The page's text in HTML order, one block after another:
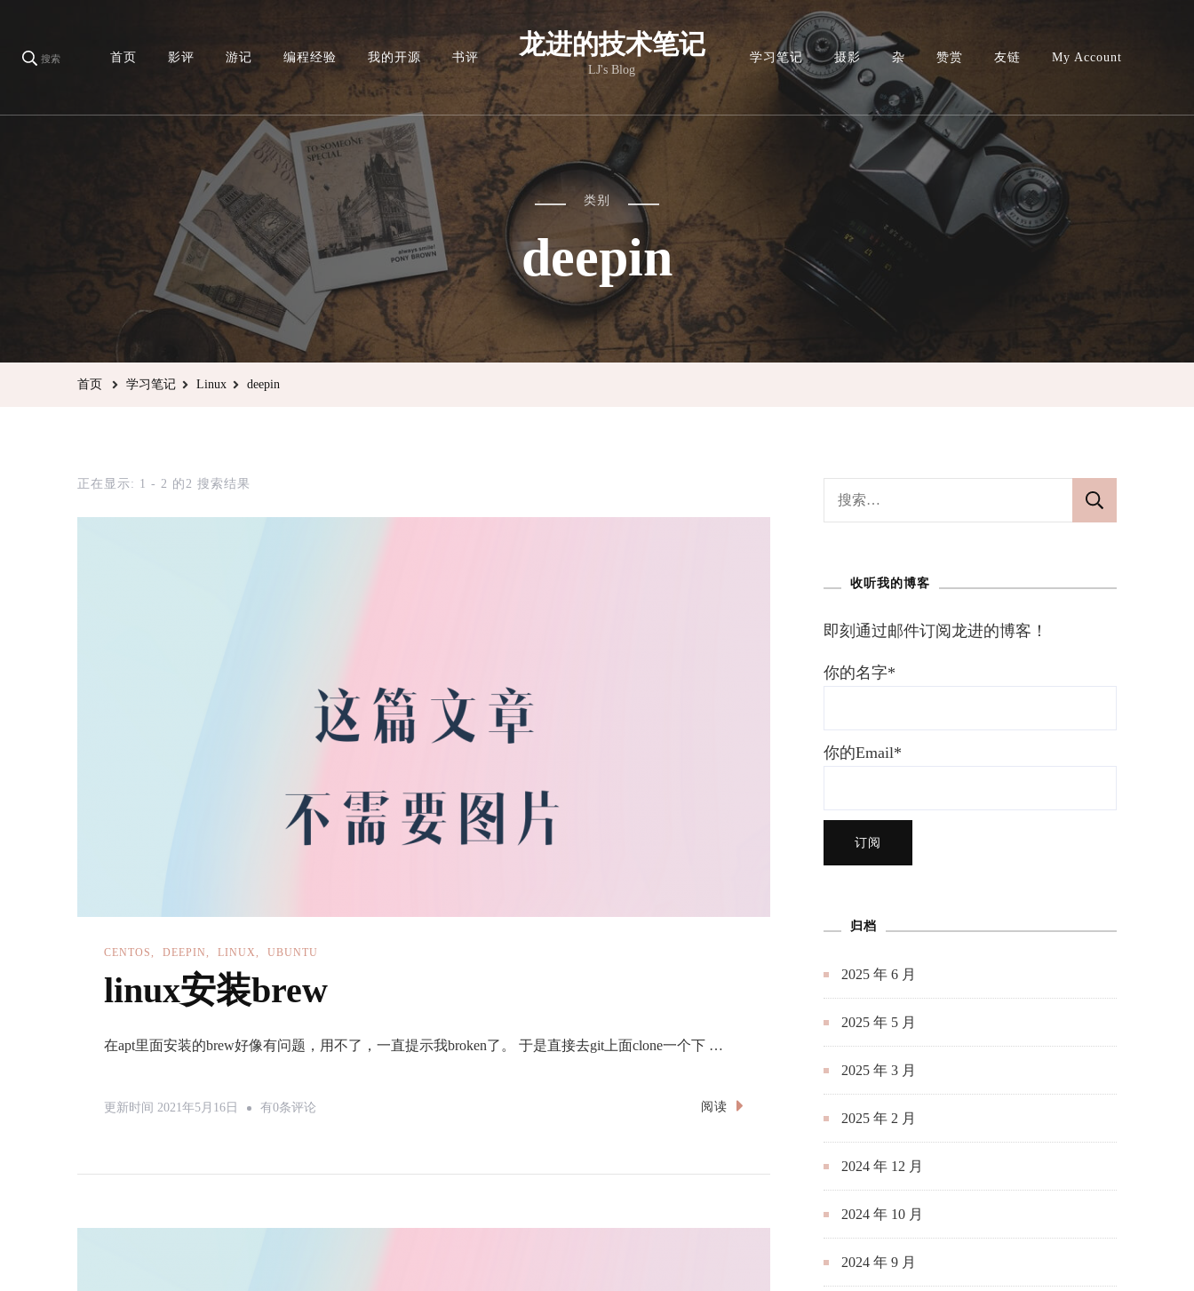
搜索 首页 影评 游记 编程经验 我的开源 书评 龙进的技术笔记
LJ's Blog
学习笔记 摄影 杂 赞赏 友链 My Account
类别
deepin
首页 学习笔记 Linux deepin
正在显示: 1 - 2 的2 搜索结果
CENTOS DEEPIN LINUX UBUNTU
linux安装brew
在apt里面安装的brew好像有问题，用不了，一直提示我broken了。 于是直接去git上面clone一个下 …
更新时间 2021年5月16日
Linux
有0条评论 阅读
收听我的博客
即刻通过邮件订阅龙进的博客！
你的名字*
你的Email*
归档
2025 年 6 月
2025 年 5 月
2025 年 3 月
2025 年 2 月
2024 年 12 月
2024 年 10 月
2024 年 9 月